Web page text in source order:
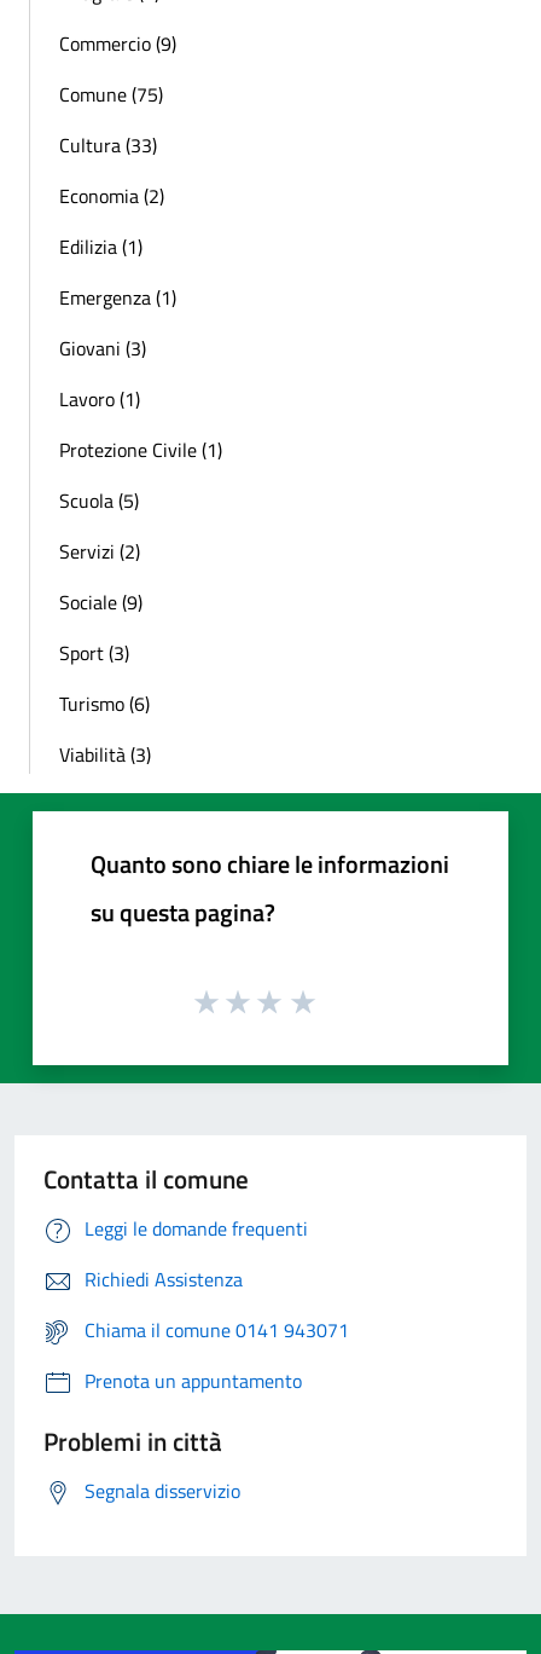
Commercio (9)
Comune (75)
Cultura (33)
Economia (2)
Edilizia (1)
Emergenza (1)
Giovani (3)
Lavoro (1)
Protezione Civile (1)
Scuola (5)
Servizi (2)
Sociale (9)
Sport (3)
Turismo (6)
Viabilità (3)
Quanto sono chiare le informazioni
su questa pagina?
Contatta il comune
Leggi le domande frequenti
Richiedi Assistenza
Chiama il comune 0141 943071
Prenota un appuntamento
Problemi in città
Segnala disservizio